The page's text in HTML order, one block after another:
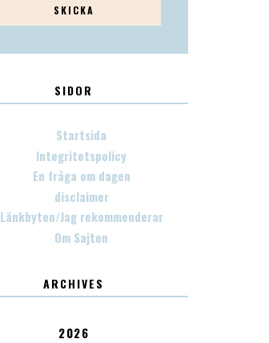
SIDOR
Startsida
Integritetspolicy
En fråga om dagen
disclaimer
Länkbyten/Jag rekommenderar
Om Sajten
ARCHIVES
2026